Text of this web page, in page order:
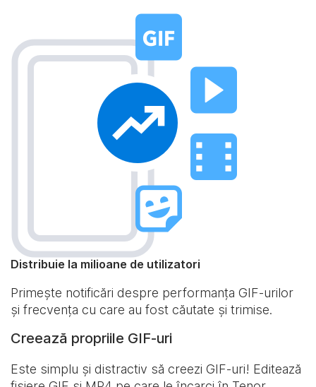
Distribuie la milioane de utilizatori
Primește notificări despre performanța GIF-urilor
și frecvența cu care au fost căutate și trimise.
Creează propriile GIF-uri
Este simplu și distractiv să creezi GIF-uri! Editează